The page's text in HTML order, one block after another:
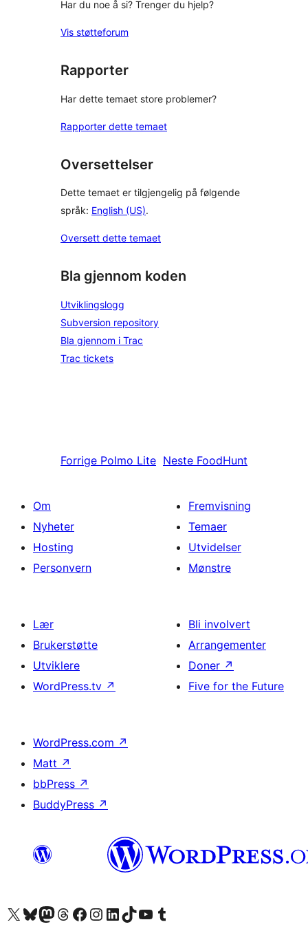
Har du noe å si? Trenger du hjelp?
Vis støtteforum
Rapporter
Har dette temaet store problemer?
Rapporter dette temaet
Oversettelser
Dette temaet er tilgjengelig på følgende
språk: English (US).
Oversett dette temaet
Bla gjennom koden
Utviklingslogg
Subversion repository
Bla gjennom i Trac
Trac tickets
Forrige Polmo Lite Neste FoodHunt
Om
Nyheter
Hosting
Personvern
Fremvisning
Temaer
Utvidelser
Mønstre
Lær
Brukerstøtte
Utviklere
WordPress.tv ↗
Bli involvert
Arrangementer
Doner ↗
Five for the Future
WordPress.com ↗
Matt ↗
bbPress ↗
BuddyPress ↗
Besøk vår konto på X Visit our Bluesky account
Besøk vår Mastodon-konto
Visit our Threads account
Besøk vår Facebook-sideBesøk vår Instagram-konto
Besøk vår LinkedIn-konto
Visit our TikTok account
Visit our YouTube channel
Visit our Tumblr account